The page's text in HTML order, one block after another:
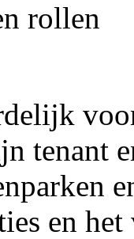
rollen
tenant
en